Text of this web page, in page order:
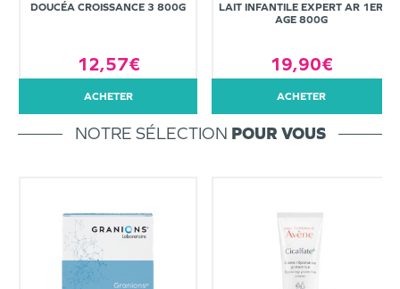
DOUCÉA CROISSANCE 3 800G
12,57€
ACHETER
LAIT INFANTILE EXPERT AR 1ER
AGE 800G
19,90€
ACHETER
NOTRE SÉLECTION POUR VOUS